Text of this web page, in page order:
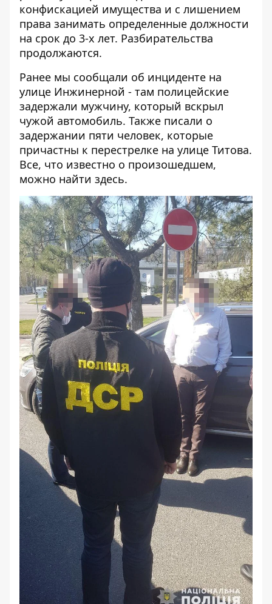
конфискацией имущества и с лишением
права занимать определенные должности
на срок до 3-х лет. Разбирательства
продолжаются.
Ранее мы сообщали об инциденте на
улице Инжинерной - там полицейские
задержали мужчину, который вскрыл
чужой автомобиль. Также писали о
задержании пяти человек, которые
причастны к перестрелке на улице Титова.
Все, что известно о произошедшем,
можно найти здесь.